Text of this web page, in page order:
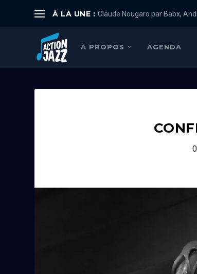
À LA UNE : Claude Nougaro par Babx,
À PROPOS AGENDA